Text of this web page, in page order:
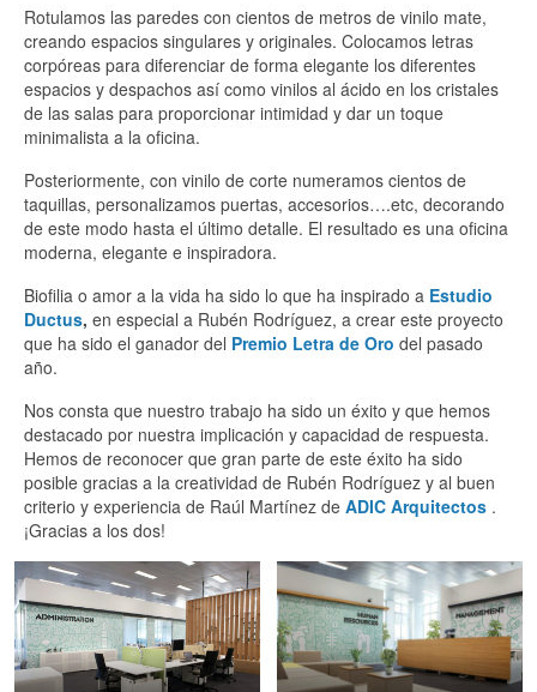
Rotulamos las paredes con cientos de metros de vinilo mate,
creando espacios singulares y originales. Colocamos letras
corpóreas para diferenciar de forma elegante los diferentes
espacios y despachos así como vinilos al ácido en los cristales
de las salas para proporcionar intimidad y dar un toque
minimalista a la oficina.
Posteriormente, con vinilo de corte numeramos cientos de
taquillas, personalizamos puertas, accesorios….etc, decorando
de este modo hasta el último detalle. El resultado es una oficina
moderna, elegante e inspiradora.
Biofilia o amor a la vida ha sido lo que ha inspirado a Estudio
Ductus, en especial a Rubén Rodríguez, a crear este proyecto
que ha sido el ganador del Premio Letra de Oro del pasado
año.
Nos consta que nuestro trabajo ha sido un éxito y que hemos
destacado por nuestra implicación y capacidad de respuesta.
Hemos de reconocer que gran parte de este éxito ha sido
posible gracias a la creatividad de Rubén Rodríguez y al buen
criterio y experiencia de Raúl Martínez de ADIC Arquitectos .
¡Gracias a los dos!